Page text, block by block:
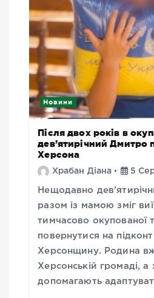
Новини
Після двох років в
дев’ятирічний Дмитро
Херсона
Храбан Діана 5
Нещодавно
разом із мамою зміг
тимчасово окупованої
повернутися на
Херсонщину. Родина
Херсонській громаді, а
допомагають